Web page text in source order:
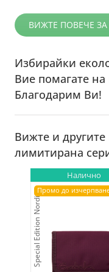
ВИЖТЕ ПОВЕЧЕ
Избирайки
Вие помагате
Благодарим Ви!
Вижте и другите
лимитирана
Налично
Промо до
Special Edition Nordic